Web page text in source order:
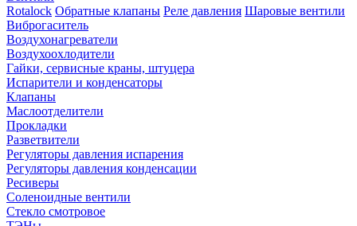
Rotalock Обратные клапаны Реле давления Шаровые вентили
Виброгаситель
Воздухонагреватели
Воздухоохлодители
Гайки, сервисные краны, штуцера
Испарители и конденсаторы
Клапаны
Маслоотделители
Прокладки
Разветвители
Регуляторы давления испарения
Регуляторы давления конденсации
Ресиверы
Соленоидные вентили
Стекло смотровое